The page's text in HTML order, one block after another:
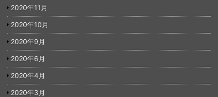
2020年11月
2020年10月
2020年9月
2020年6月
2020年4月
2020年3月